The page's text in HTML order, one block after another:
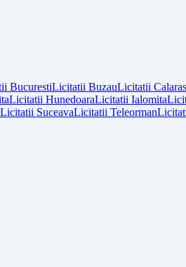
BucurestiLicitatii BuzauLicitatii
Licitatii HunedoaraLicitatii Ialomita
Licitatii SuceavaLicitatii Teleorman